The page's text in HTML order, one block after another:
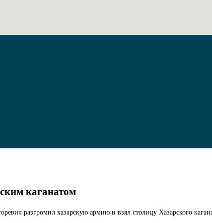
каганатом
разгромил хазарскую армию и взял столицу Хазарского